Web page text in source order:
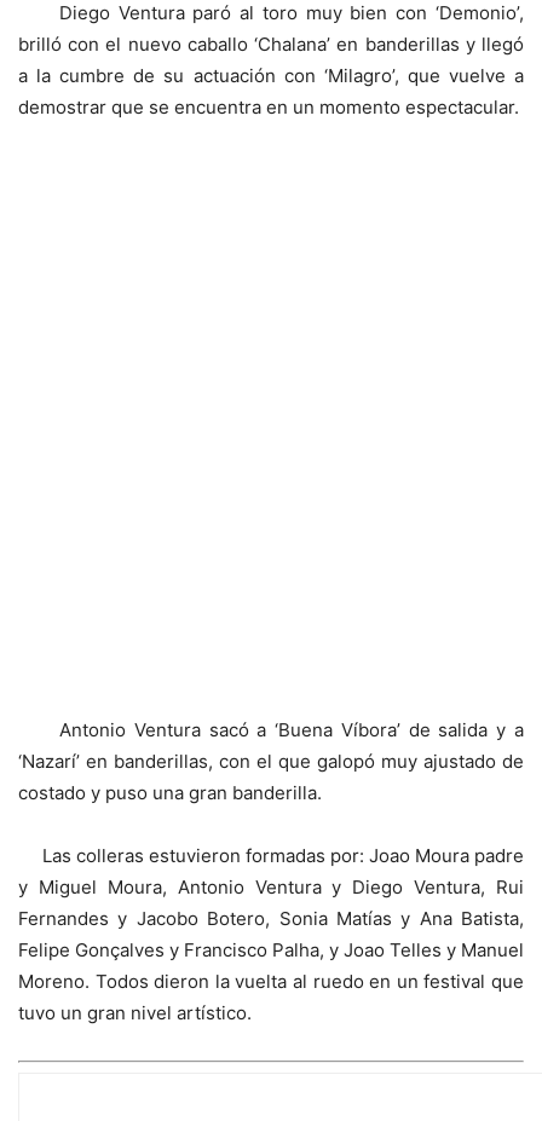
Diego Ventura paró al toro muy bien con ‘Demonio’,
brilló con el nuevo caballo ‘Chalana’ en banderillas y llegó
a la cumbre de su actuación con ‘Milagro’, que vuelve a
demostrar que se encuentra en un momento espectacular.
Antonio Ventura sacó a ‘Buena Víbora’ de salida y a
‘Nazarí’ en banderillas, con el que galopó muy ajustado de
costado y puso una gran banderilla.
Las colleras estuvieron formadas por: Joao Moura padre
y Miguel Moura, Antonio Ventura y Diego Ventura, Rui
Fernandes y Jacobo Botero, Sonia Matías y Ana Batista,
Felipe Gonçalves y Francisco Palha, y Joao Telles y Manuel
Moreno. Todos dieron la vuelta al ruedo en un festival que
tuvo un gran nivel artístico.